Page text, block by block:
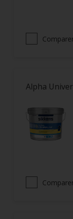
Alpha